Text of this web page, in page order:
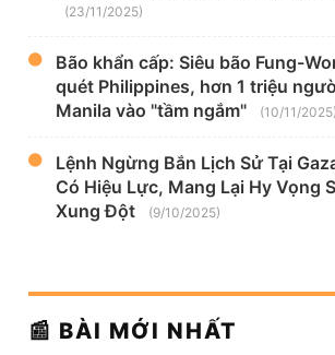
(23/11/2025)
Bão khẩn cấp: Siêu bão Fung-
quét Philippines, hơn 1 triệu
Manila vào "tầm ngắm"
(10/11/2025)
Lệnh Ngừng Bắn Lịch Sử Tại
Có Hiệu Lực, Mang Lại Hy Vọng
Xung Đột
(9/10/2025)
📰 BÀI MỚI NHẤT